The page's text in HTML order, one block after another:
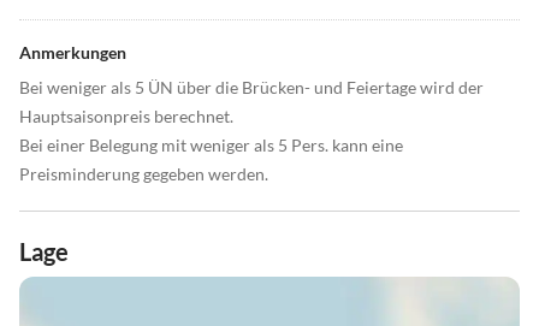
Anmerkungen
Bei weniger als 5 ÜN über die Brücken- und Feiertage wird der
Hauptsaisonpreis berechnet.
Bei einer Belegung mit weniger als 5 Pers. kann eine
Preisminderung gegeben werden.
Lage